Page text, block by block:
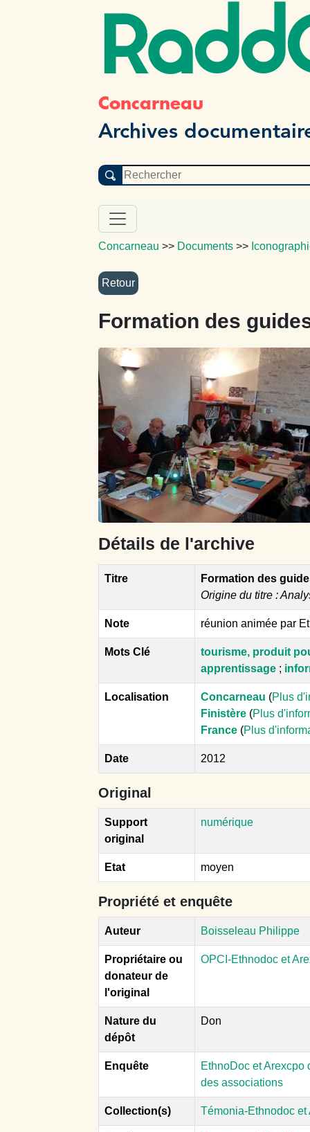
Concarneau
Archives
Concarneau >> Documents >>
Formation des
Détails de l'archive
Titre
Formation des
Origine du titre :
Note réunion animée par
Mots Clé
tourisme, produit
apprentissage ;
Localisation Concarneau (Plus
Finistère (Plus
France (Plus
Date 2012
Original
Support
original
numérique
Etat moyen
Propriété et enquête
Auteur Boisseleau Philippe
Propriétaire ou
donateur de
l'original
OPCI-Ethnodoc et
Nature du
dépôt
Don
Enquête
EthnoDoc et Arexcpo
des associations
Collection(s) Témonia-Ethnodoc